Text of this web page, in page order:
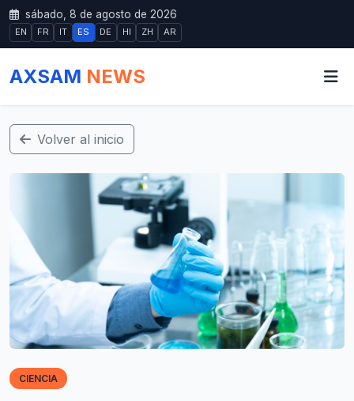
sábado, 8 de agosto de 2026
EN FR IT ES DE HI ZH AR
AXSAM NEWS
Volver al inicio
CIENCIA